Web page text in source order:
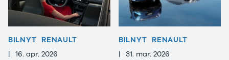
BILNYT RENAULT
| 16. apr. 2026
BILNYT RENAULT
|
31. mar. 2026